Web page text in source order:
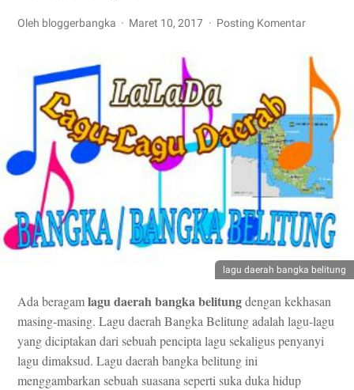
Oleh bloggerbangka Maret 10, 2017 Posting Komentar
lagu daerah bangka belitung
Ada beragamlagu daerah bangka belitungdengan kekhasan
masing-masing. Lagu daerah Bangka Belitung adalah lagu-lagu
yang diciptakan dari sebuah pencipta lagu sekaligus penyanyi
lagu dimaksud. Lagu daerah bangka belitung ini
menggambarkan sebuah suasana seperti suka duka hidup